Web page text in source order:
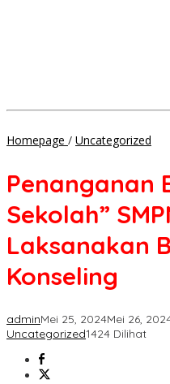
Homepage / Uncategorized
2
Penanganan
Sekolah”
Laksanakan
Konseling
adminMei 25, 2024Mei 26,
Uncategorized1424 Dilihat